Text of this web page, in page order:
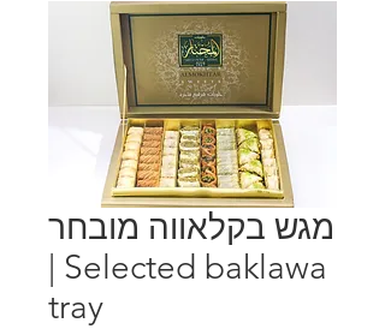
מגש בקלאווה מובחר
| Selected baklawa
tray